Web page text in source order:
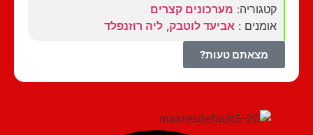
קטגוריה:מערכונים קצרים
אומנים :אביעד לוטבק ,ליה רוזנפלד
מצאתם טעות?